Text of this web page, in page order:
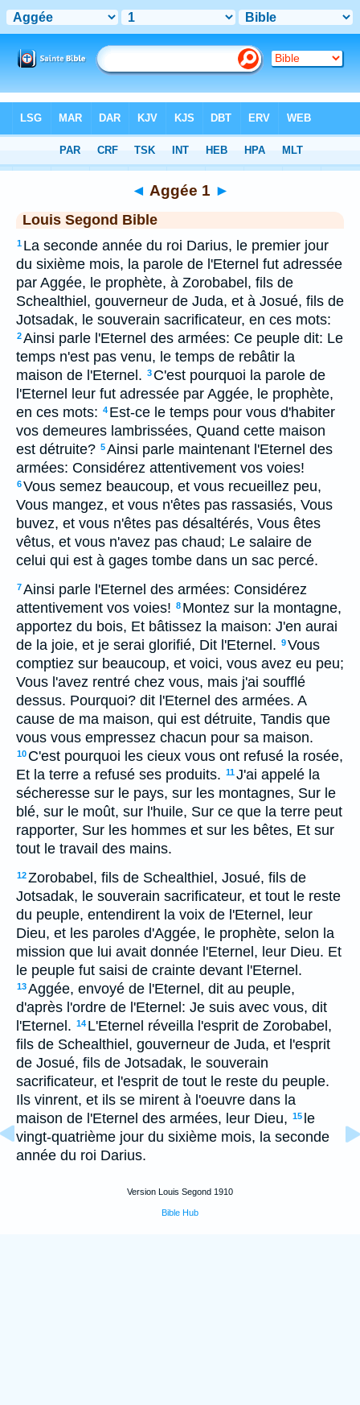
◄ Aggée 1 ►
Louis Segond Bible
1 La seconde année du roi Darius, le premier jour
du sixième mois, la parole de l'Eternel fut adressée
par Aggée, le prophète, à Zorobabel, fils de
Schealthiel, gouverneur de Juda, et à Josué, fils de
Jotsadak, le souverain sacrificateur, en ces mots:
2Ainsi parle l'Eternel des armées: Ce peuple dit: Le
temps n'est pas venu, le temps de rebâtir la
maison de l'Eternel. 3 C'est pourquoi la parole de
l'Eternel leur fut adressée par Aggée, le prophète,
en ces mots: 4 Est-ce le temps pour vous d'habiter
vos demeures lambrissées, Quand cette maison
est détruite? 5Ainsi parle maintenant l'Eternel des
armées: Considérez attentivement vos voies!
6Vous semez beaucoup, et vous recueillez peu,
Vous mangez, et vous n'êtes pas rassasiés, Vous
buvez, et vous n'êtes pas désaltérés, Vous êtes
vêtus, et vous n'avez pas chaud; Le salaire de
celui qui est à gages tombe dans un sac percé.
7Ainsi parle l'Eternel des armées: Considérez
attentivement vos voies! 8 Montez sur la montagne,
apportez du bois, Et bâtissez la maison: J'en aurai
de la joie, et je serai glorifié, Dit l'Eternel. 9Vous
comptiez sur beaucoup, et voici, vous avez eu peu;
Vous l'avez rentré chez vous, mais j'ai soufflé
dessus. Pourquoi? dit l'Eternel des armées. A
cause de ma maison, qui est détruite, Tandis que
vous vous empressez chacun pour sa maison.
10 C'est pourquoi les cieux vous ont refusé la rosée,
Et la terre a refusé ses produits. 11J'ai appelé la
sécheresse sur le pays, sur les montagnes, Sur le
blé, sur le moût, sur l'huile, Sur ce que la terre peut
rapporter, Sur les hommes et sur les bêtes, Et sur
tout le travail des mains.
12Zorobabel, fils de Schealthiel, Josué, fils de
Jotsadak, le souverain sacrificateur, et tout le reste
du peuple, entendirent la voix de l'Eternel, leur
Dieu, et les paroles d'Aggée, le prophète, selon la
mission que lui avait donnée l'Eternel, leur Dieu. Et
le peuple fut saisi de crainte devant l'Eternel.
13Aggée, envoyé de l'Eternel, dit au peuple,
d'après l'ordre de l'Eternel: Je suis avec vous, dit
l'Eternel. 14 L'Eternel réveilla l'esprit de Zorobabel,
fils de Schealthiel, gouverneur de Juda, et l'esprit
de Josué, fils de Jotsadak, le souverain
sacrificateur, et l'esprit de tout le reste du peuple.
Ils vinrent, et ils se mirent à l'oeuvre dans la
maison de l'Eternel des armées, leur Dieu, 15 le
vingt-quatrième jour du sixième mois, la seconde
année du roi Darius.
Version Louis Segond 1910
Bible Hub